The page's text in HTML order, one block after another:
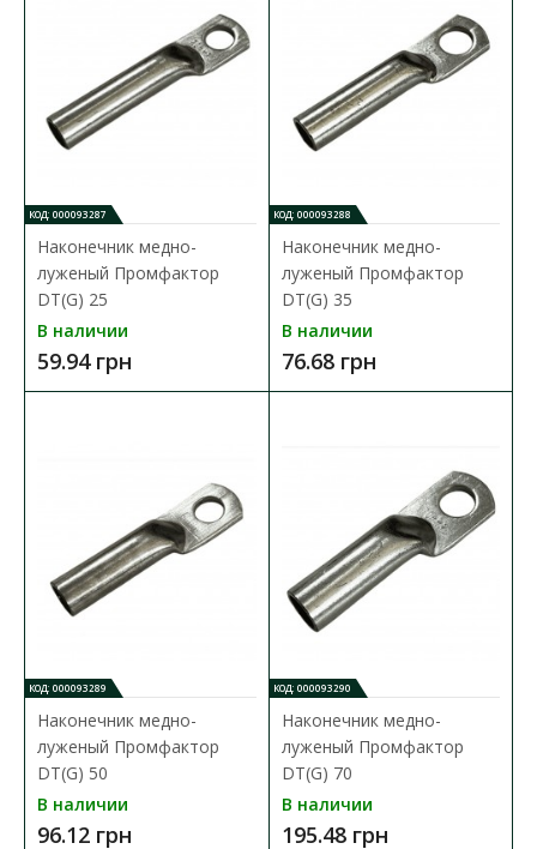
Доступность: В наличии
Кабельный наконечник Промфактор серии
DT(G) представляет собой специальный элемент, который
предназн..
324.00 грн
В КОРЗИНУ
В сравнения
В закладки
КОД: 000093287
Наконечник медно-
луженый Промфактор
DT(G) 25
В наличии
59.94 грн
КОД: 000093288
Наконечник медно-
луженый Промфактор
DT(G) 35
В наличии
76.68 грн
КОД: 000093289
Наконечник медно-
луженый Промфактор
DT(G) 50
В наличии
96.12 грн
КОД: 000093290
Наконечник медно-
луженый Промфактор
DT(G) 70
В наличии
195.48 грн